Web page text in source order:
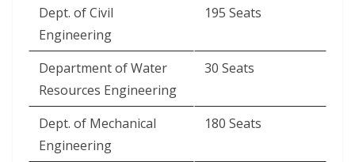
Dept. of Civil
Engineering
195 Seats
Department of Water
Resources Engineering
30 Seats
Dept. of Mechanical
Engineering
180 Seats